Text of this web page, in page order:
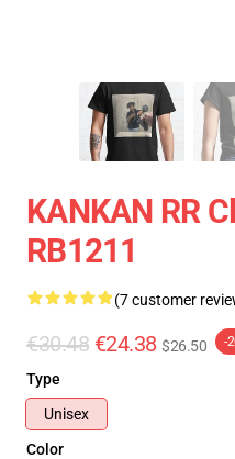
KANKAN RR
RB1211
(7 customer
€30.48 €24.38 $26.50 -
Type
Unisex
Color